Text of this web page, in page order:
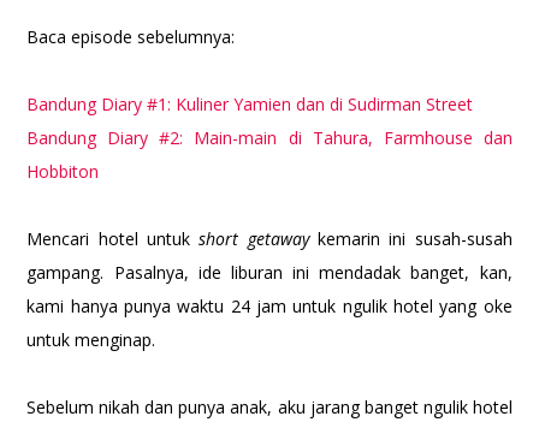
Baca episode sebelumnya:
Bandung Diary #1: Kuliner Yamien dan di Sudirman Street
Bandung Diary #2: Main-main di Tahura, Farmhouse dan
Hobbiton
Mencari hotel untukshort getaway kemarin ini susah-susah
gampang. Pasalnya, ide liburan ini mendadak banget, kan,
kami hanya punya waktu 24 jam untuk ngulik hotel yang oke
untuk menginap.
Sebelum nikah dan punya anak, aku jarang banget ngulik hotel